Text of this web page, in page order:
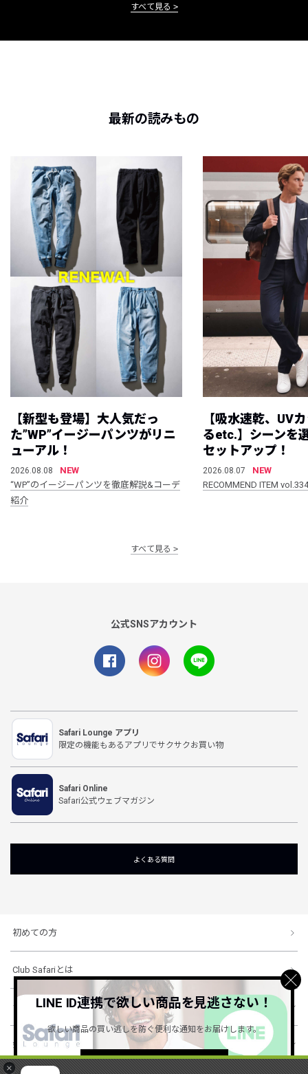
×
すべて見る
最新の読みもの
【新型も登場】大人気だっ
た”WP”イージーパンツがリニ
ューアル！
2026.08.08
NEW
“WP”のイージーパンツを徹底解説&コーデ
紹介
【吸水速乾、UV
るetc.】シーンを
セットアップ！
2026.08.07
NEW
RECOMMEND ITEM vol.334
すべて見る
公式SNSアカウント
Safari Lounge アプリ
限定の機能もあるアプリでサクサクお買い物
Safari Online
Safari公式ウェブマガジン
よくある質問
初めての方
Club Safariとは
ショッピングガイド
会社概要・規約
LINE ID連携で欲しい商品を見逃さない！
欲しい商品の買い逃しを防ぐ便利な通知をお届けします。
詳しくはこちら ＞